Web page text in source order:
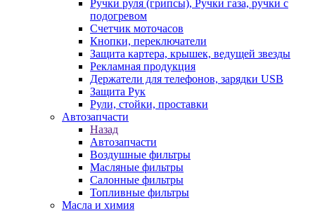
Ручки руля (грипсы), Ручки газа, ручки с
подогревом
Счетчик моточасов
Кнопки, переключатели
Защита картера, крышек, ведущей звезды
Рекламная продукция
Держатели для телефонов, зарядки USB
Защита Рук
Рули, стойки, проставки
Автозапчасти
Назад
Автозапчасти
Воздушные фильтры
Масляные фильтры
Салонные фильтры
Топливные фильтры
Масла и химия